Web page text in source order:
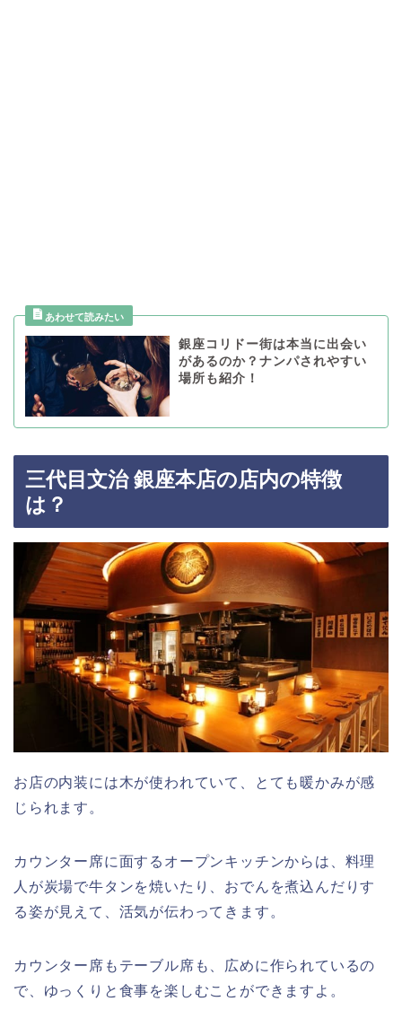
銀座コリドー街は本当に出会い
があるのか？ナンパされやすい
場所も紹介！
三代目文治 銀座本店の店内の特徴
は？
お店の内装には木が使われていて、とても暖かみが感
じられます。
カウンター席に面するオープンキッチンからは、料理
人が炭場で牛タンを焼いたり、おでんを煮込んだりす
る姿が見えて、活気が伝わってきます。
カウンター席もテーブル席も、広めに作られているの
で、ゆっくりと食事を楽しむことができますよ。